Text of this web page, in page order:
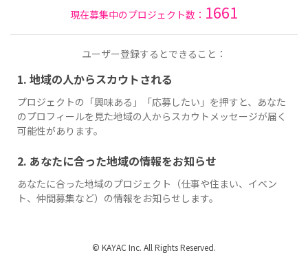
現在募集中のプロジェクト数： 1661
ユーザー登録するとできること：
1. 地域の人からスカウトされる
プロジェクトの「興味ある」「応募したい」を押すと、あなた
のプロフィールを見た地域の人からスカウトメッセージが届く
可能性があります。
2. あなたに合った地域の情報をお知らせ
あなたに合った地域のプロジェクト（仕事や住まい、イベン
ト、仲間募集など）の情報をお知らせします。
© KAYAC Inc. All Rights Reserved.